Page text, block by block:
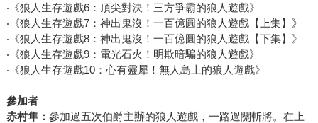
‧《狼人生存遊戲6：頂尖對決！三方爭霸的狼人遊戲》
‧《狼人生存遊戲7：神出鬼沒！一百億圓的狼人遊戲【上集】》
‧《狼人生存遊戲8：神出鬼沒！一百億圓的狼人遊戲【下集】》
‧《狼人生存遊戲9：電光石火！明欺暗騙的狼人遊戲》
‧《狼人生存遊戲10：心有靈犀！無人島上的狼人遊戲》
參加者
赤村隼： 參加過五次伯爵主辦的狼人遊戲，一路過關斬將。在上